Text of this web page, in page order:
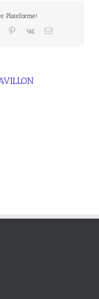
Plateforme!
Tumblr Pinterest
Vk Email